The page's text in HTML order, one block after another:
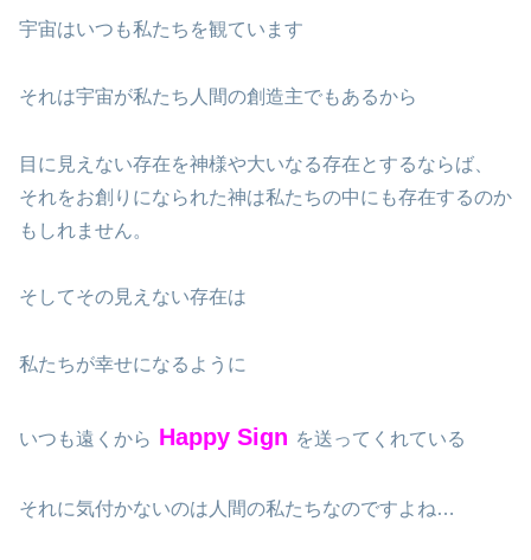
宇宙はいつも私たちを観ています
それは宇宙が私たち人間の創造主でもあるから
目に見えない存在を神様や大いなる存在とするならば、
それをお創りになられた神は私たちの中にも存在するのか
もしれません。
そしてその見えない存在は
私たちが幸せになるように
いつも遠くから Happy Sign を送ってくれている
それに気付かないのは人間の私たちなのですよね…